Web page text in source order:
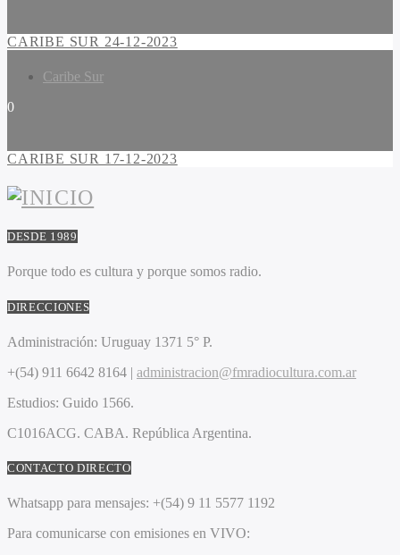
CARIBE SUR 24-12-2023
Caribe Sur
0
CARIBE SUR 17-12-2023
DESDE 1989
Porque todo es cultura y porque somos radio.
DIRECCIONES
Administración: Uruguay 1371 5° P.
+(54) 911 6642 8164 | administracion@fmradiocultura.com.ar
Estudios: Guido 1566.
C1016ACG. CABA. República Argentina.
CONTACTO DIRECTO
Whatsapp para mensajes: +(54) 9 11 5577 1192
Para comunicarse con emisiones en VIVO: